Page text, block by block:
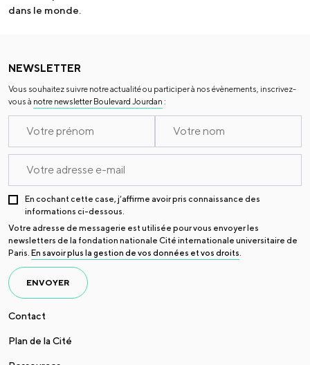
dans le monde.
NEWSLETTER
Vous souhaitez suivre notre actualité ou participer à nos évènements, inscrivez-
vous à notre newsletter Boulevard Jourdan :
En cochant cette case, j’affirme avoir pris connaissance des
informations ci-dessous.
Votre adresse de messagerie est utilisée pour vous envoyer les
newsletters de la fondation nationale Cité internationale universitaire de
Paris. En savoir plus la gestion de vos données et vos droits.
ENVOYER
Contact
Plan de la Cité